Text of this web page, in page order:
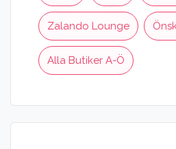
Zalando Lounge
Alla Butiker A-Ö